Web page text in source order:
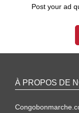
Post your ad
À PROPOS DE